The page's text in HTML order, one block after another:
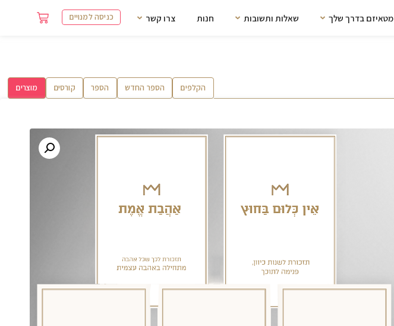
מטאיזם בדרך שלך שאלות ותשובות חנות צרו קשר כניסה למנויים
מוצרים קורסים הספר הספר החדש הקלפים